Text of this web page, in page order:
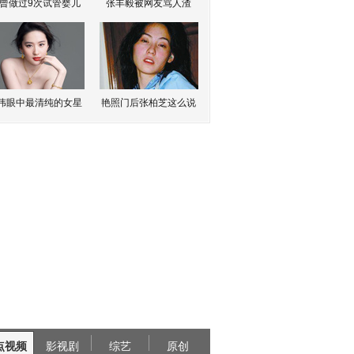
做过9次试管婴儿 张丰毅被网友骂人渣
眼中最清纯的女星 艳照门后张柏芝这么说
视频 影视剧 综艺 原创